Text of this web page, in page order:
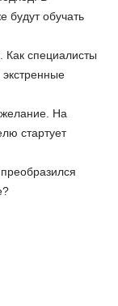
будут обучать
Как специалисты
желание. На
стартует